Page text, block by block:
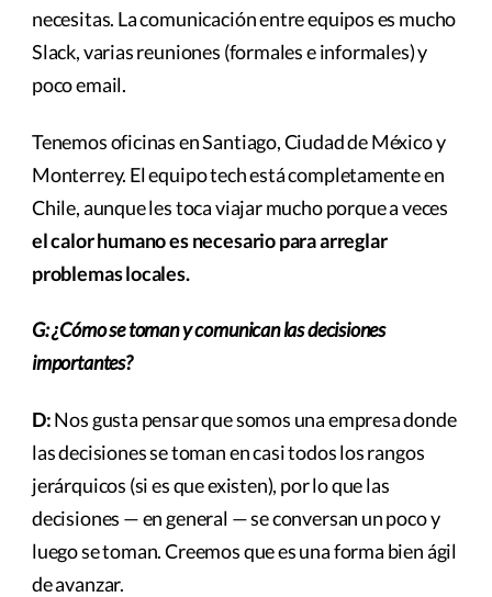
necesitas. La comunicación entre equipos es mucho
Slack, varias reuniones (formales e informales) y
poco email.
Tenemos oficinas en Santiago, Ciudad de México y
Monterrey. El equipo tech está completamente en
Chile, aunque les toca viajar mucho porque a veces
el calor humano es necesario para arreglar
problemas locales.
G: ¿Cómo se toman y comunican las decisiones
importantes?
D:Nos gusta pensar que somos una empresa donde
las decisiones se toman en casi todos los rangos
jerárquicos (si es que existen), por lo que las
decisiones — en general — se conversan un poco y
luego se toman. Creemos que es una forma bien ágil
de avanzar.